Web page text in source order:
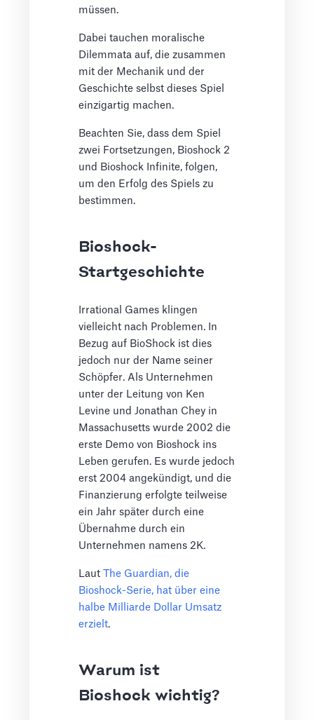
müssen.
Dabei tauchen moralische
Dilemmata auf, die zusammen
mit der Mechanik und der
Geschichte selbst dieses Spiel
einzigartig machen.
Beachten Sie, dass dem Spiel
zwei Fortsetzungen, Bioshock 2
und Bioshock Infinite, folgen,
um den Erfolg des Spiels zu
bestimmen.
Bioshock-
Startgeschichte
Irrational Games klingen
vielleicht nach Problemen. In
Bezug auf BioShock ist dies
jedoch nur der Name seiner
Schöpfer. Als Unternehmen
unter der Leitung von Ken
Levine und Jonathan Chey in
Massachusetts wurde 2002 die
erste Demo von Bioshock ins
Leben gerufen. Es wurde jedoch
erst 2004 angekündigt, und die
Finanzierung erfolgte teilweise
ein Jahr später durch eine
Übernahme durch ein
Unternehmen namens 2K.
LautThe Guardian, die
Bioshock-Serie, hat über eine
halbe Milliarde Dollar Umsatz
erzielt.
Warum ist
Bioshock wichtig?